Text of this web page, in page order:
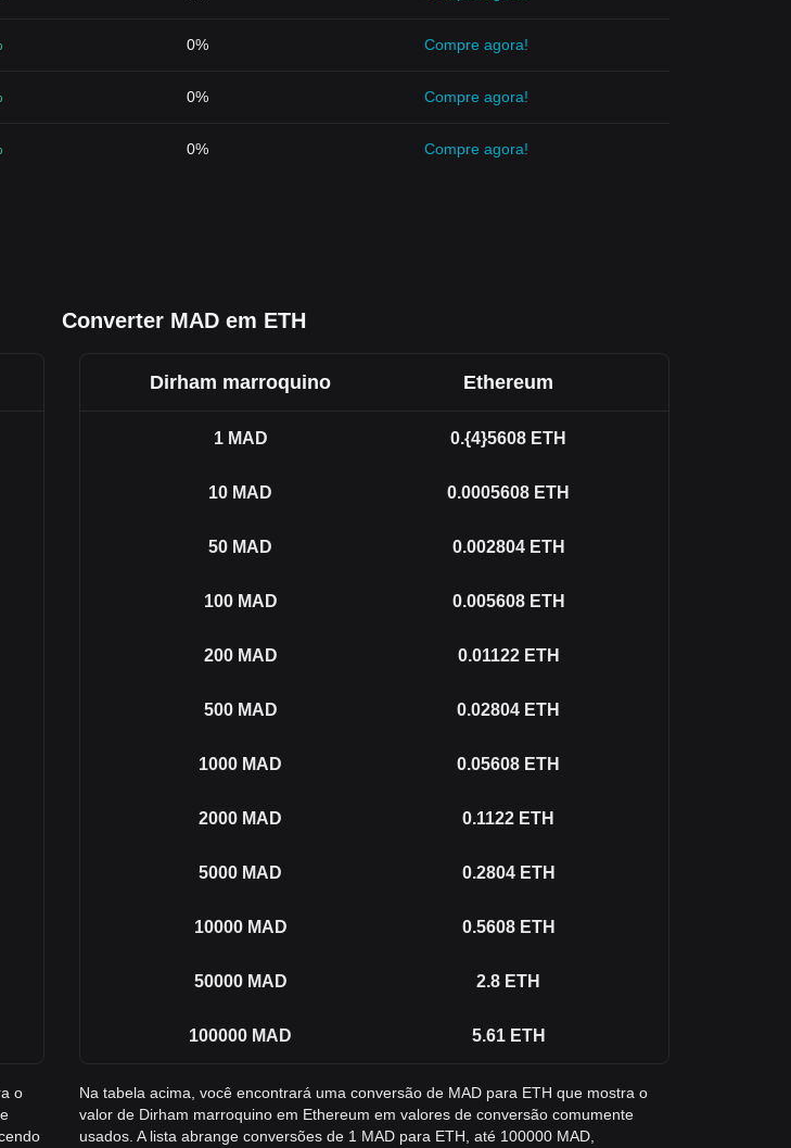
0% Compre agora!
0% Compre agora!
0% Compre agora!
Converter MAD em ETH
o
Dirham marroquino Ethereum
1 MAD 0.{4}5608 ETH
10 MAD 0.0005608 ETH
50 MAD 0.002804 ETH
100 MAD 0.005608 ETH
200 MAD 0.01122 ETH
500 MAD 0.02804 ETH
1000 MAD 0.05608 ETH
2000 MAD 0.1122 ETH
5000 MAD 0.2804 ETH
10000 MAD 0.5608 ETH
50000 MAD 2.8 ETH
100000 MAD 5.61 ETH
Na tabela acima, você encontrará uma conversão de MAD para ETH que mostra o
valor de Dirham marroquino em Ethereum em valores de conversão comumente
usados. A lista abrange conversões de 1 MAD para ETH, até 100000 MAD,